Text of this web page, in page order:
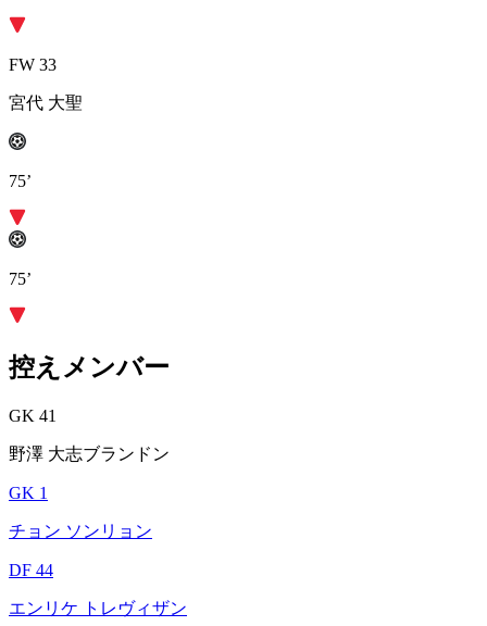
FW 33
宮代 大聖
75’
75’
控えメンバー
GK 41
野澤 大志ブランドン
GK 1
チョン ソンリョン
DF 44
エンリケ トレヴィザン